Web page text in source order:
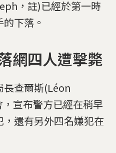
，註)已經於第一時
下落。
網四人遭擊斃
長查爾斯(Léon
宣布警方已經在稍早
還有另外四名嫌犯在